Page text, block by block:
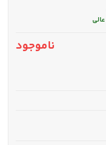
عالی
ناموجود